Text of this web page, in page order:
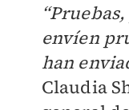
envíen
han
Claudia